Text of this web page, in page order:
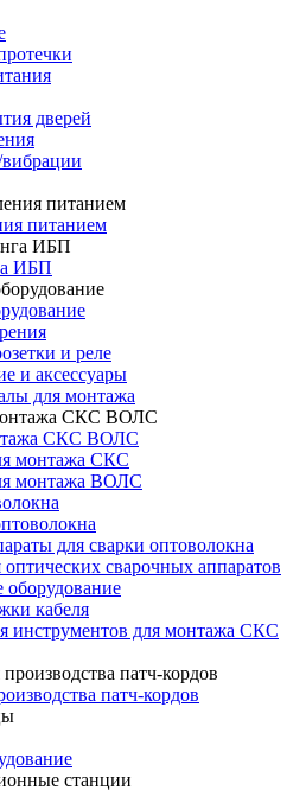
дверей
питанием
ИБП
и реле
и аксессуары
для монтажа
СКС ВОЛС
монтажа СКС
монтажа ВОЛС
для сварки оптоволокна
сварочных аппаратов
оборудование
кабеля
инструментов для монтажа СКС
патч-кордов